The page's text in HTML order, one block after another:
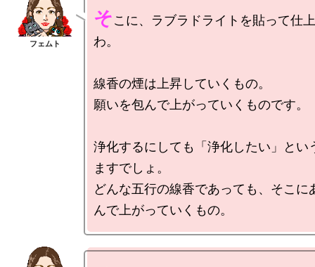
そこに、ラブラドライトを貼って仕
わ。
線香の煙は上昇していくもの。
願いを包んで上がっていくものです。
浄化するにしても「浄化したい」とい
ますでしょ。
どんな五行の線香であっても、そこに